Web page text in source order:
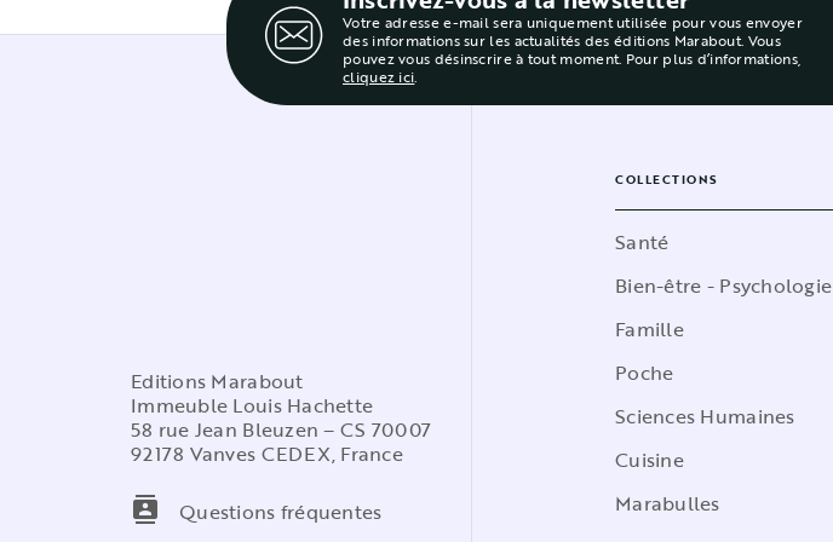
Votre adresse e-mail sera uniquement utilisée pour vous envoyer
des informations sur les actualités des éditions Marabout. Vous
pouvez vous désinscrire à tout moment. Pour plus d’informations,
cliquez ici.
Editions Marabout
Immeuble Louis Hachette
58 rue Jean Bleuzen – CS 70007
92178 Vanves CEDEX, France
contacts
Questions fréquentes
COLLECTIONS
Santé
Bien-être - Psychologie
Famille
Poche
Sciences Humaines
Cuisine
Marabulles